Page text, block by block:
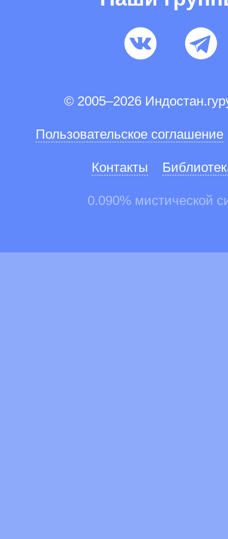
© 2005–2026
Пользовательское соглашение
Контакты
0.090% мистической